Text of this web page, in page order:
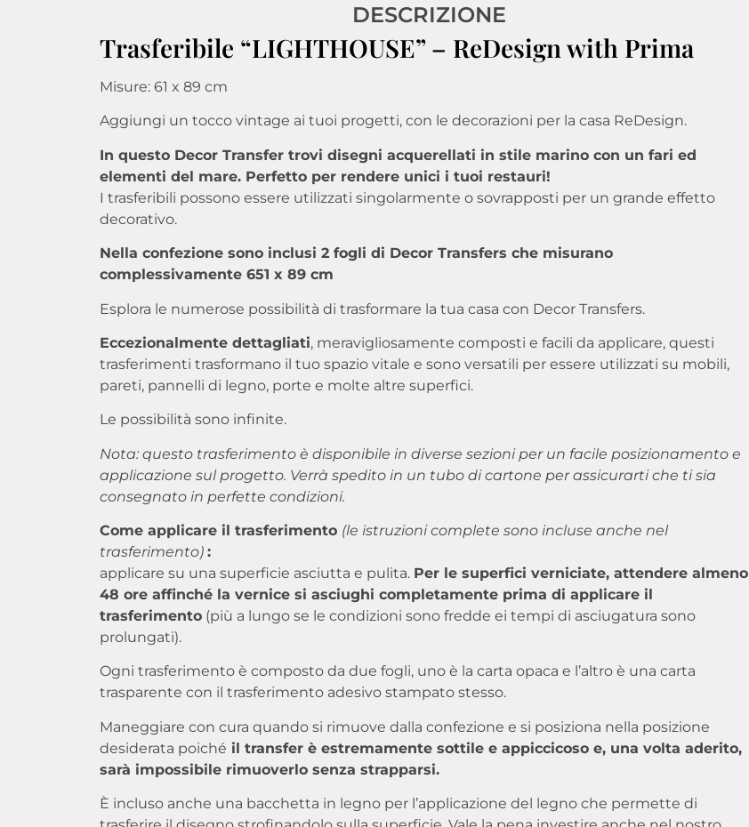
DESCRIZIONE
Trasferibile “LIGHTHOUSE” – ReDesign with Prima
Misure: 61 x 89 cm
Aggiungi un tocco vintage ai tuoi progetti, con le decorazioni per la casa ReDesign.
In questo Decor Transfer trovi disegni acquerellati in stile marino con un fari ed
elementi del mare. Perfetto per rendere unici i tuoi restauri!
I trasferibili possono essere utilizzati singolarmente o sovrapposti per un grande effetto
decorativo.
Nella confezione sono inclusi 2 fogli di Decor Transfers che misurano
complessivamente 651 x 89 cm
Esplora le numerose possibilità di trasformare la tua casa con Decor Transfers.
Eccezionalmente dettagliati, meravigliosamente composti e facili da applicare, questi
trasferimenti trasformano il tuo spazio vitale e sono versatili per essere utilizzati su mobili,
pareti, pannelli di legno, porte e molte altre superfici.
Le possibilità sono infinite.
Nota: questo trasferimento è disponibile in diverse sezioni per un facile posizionamento e
applicazione sul progetto. Verrà spedito in un tubo di cartone per assicurarti che ti sia
consegnato in perfette condizioni.
Come applicare il trasferimento (le istruzioni complete sono incluse anche nel
trasferimento):
applicare su una superficie asciutta e pulita. Per le superfici verniciate, attendere almeno
48 ore affinché la vernice si asciughi completamente prima di applicare il
trasferimento (più a lungo se le condizioni sono fredde ei tempi di asciugatura sono
prolungati).
Ogni trasferimento è composto da due fogli, uno è la carta opaca e l’altro è una carta
trasparente con il trasferimento adesivo stampato stesso.
Maneggiare con cura quando si rimuove dalla confezione e si posiziona nella posizione
desiderata poiché il transfer è estremamente sottile e appiccicoso e, una volta aderito,
sarà impossibile rimuoverlo senza strapparsi.
È incluso anche una bacchetta in legno per l’applicazione del legno che permette di